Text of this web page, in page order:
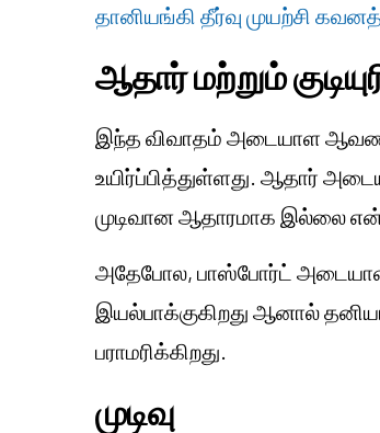
தானியங்கி தீர்வு முயற்சி
ஆதார் மற்றும்
இந்த விவாதம் அடையாள
உயிர்ப்பித்துள்ளது. ஆதார்
முடிவான ஆதாரமாக இல்லை
அதேபோல, பாஸ்போர்ட்
இயல்பாக்குகிறது ஆனால்
பராமரிக்கிறது.
முடிவு